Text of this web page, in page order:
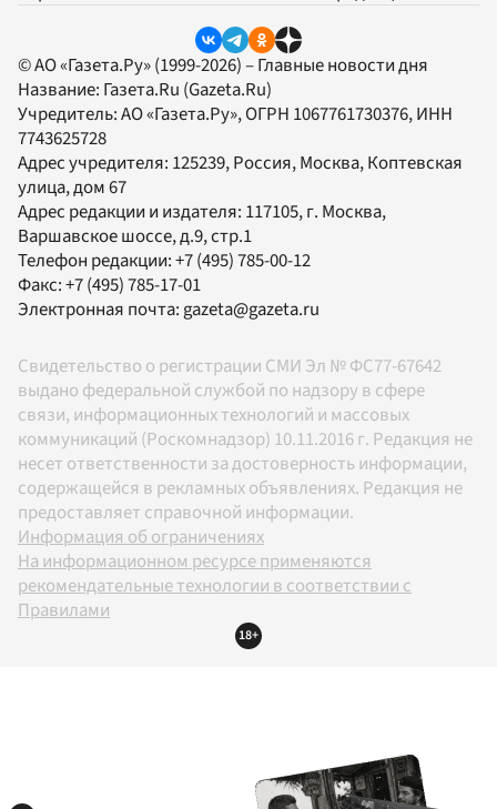
© АО «Газета.Ру» (1999-2026) – Главные новости дня
Название: Газета.Ru (Gazeta.Ru)
Учредитель:АО «Газета.Ру», ОГРН 1067761730376, ИНН
7743625728
Адрес учредителя: 125239, Россия, Москва, Коптевская
улица, дом 67
Адрес редакции и издателя: 117105, г. Москва,
Варшавское шоссе, д.9, стр.1
Телефон редакции:+7 (495) 785-00-12
Факс:+7 (495) 785-17-01
Электронная почта:gazeta@gazeta.ru
Свидетельство о регистрации СМИ Эл № ФС77-67642
выдано федеральной службой по надзору в сфере
связи, информационных технологий и массовых
коммуникаций (Роскомнадзор) 10.11.2016 г. Редакция не
несет ответственности за достоверность информации,
содержащейся в рекламных объявлениях. Редакция не
предоставляет справочной информации.
Информация об ограничениях
На информационном ресурсе применяются
рекомендательные технологии в соответствии с
Правилами
18+